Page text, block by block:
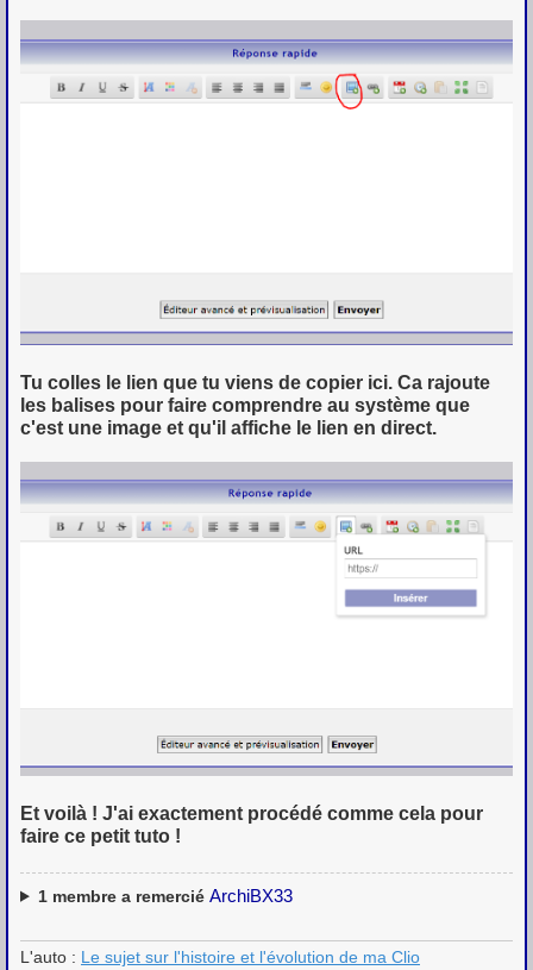
Tu colles le lien que tu viens de copier ici. Ca rajoute
les balises pour faire comprendre au système que
c'est une image et qu'il affiche le lien en direct.
Et voilà ! J'ai exactement procédé comme cela pour
faire ce petit tuto !
1membre a remercié ArchiBX33
L'auto : Le sujet sur l'histoire et l'évolution de ma Clio